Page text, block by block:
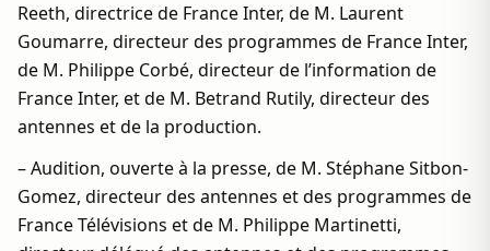
Reeth, directrice de France Inter, de M. Laurent
Goumarre, directeur des programmes de France Inter,
de M. Philippe Corbé, directeur de l’information de
France Inter, et de M. Betrand Rutily, directeur des
antennes et de la production.
– Audition, ouverte à la presse, de M. Stéphane Sitbon-
Gomez, directeur des antennes et des programmes de
France Télévisions et de M. Philippe Martinetti,